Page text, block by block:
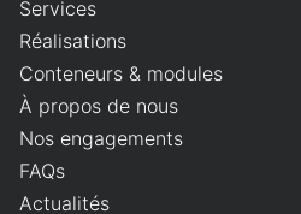
Services
Réalisations
Conteneurs & modules
À propos de nous
Nos engagements
FAQs
Actualités